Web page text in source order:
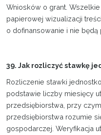
Wniosków o grant.
papierowej wizualizacji
o dofinansowanie i nie będą
39. Jak rozliczyć stawkę
Rozliczenie stawki
podstawie liczby miesięcy
przedsiębiorstwa, przy
przedsiębiorstwa rozumie
gospodarczej. Weryfikacja